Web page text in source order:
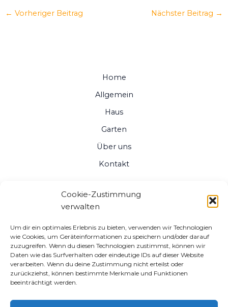
Cookie-Zustimmung
verwalten
Um dir ein optimales Erlebnis zu bieten, verwenden wir Technologien
wie Cookies, um Geräteinformationen zu speichern und/oder darauf
zuzugreifen. Wenn du diesen Technologien zustimmst, können wir
Daten wie das Surfverhalten oder eindeutige IDs auf dieser Website
verarbeiten. Wenn du deine Zustimmung nicht erteilst oder
zurückziehst, können bestimmte Merkmale und Funktionen
beeinträchtigt werden.
← Vorheriger Beitrag Nächster Beitrag →
Home
Allgemein
Haus
Garten
Über uns
Kontakt